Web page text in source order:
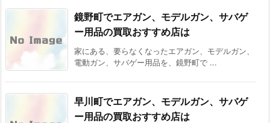
鏡野町でエアガン、モデルガン、サバゲ
ー用品の買取おすすめ店は
家にある、要らなくなったエアガン、モデルガン、
電動ガン、サバゲー用品を、鏡野町で ...
早川町でエアガン、モデルガン、サバゲ
ー用品の買取おすすめ店は